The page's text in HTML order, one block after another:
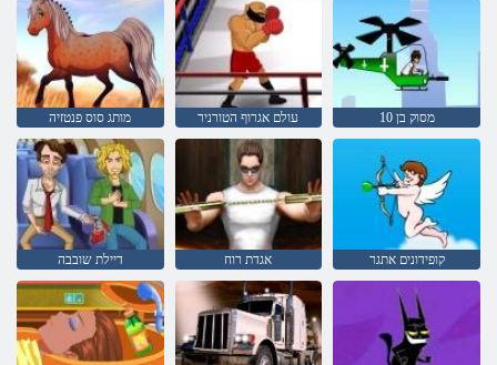
מותג סוס פנטזיה עולם אגרוף הטורניר 10 מסוק בן
דיילת שובבה אגדת רוח קופידונים אתגר